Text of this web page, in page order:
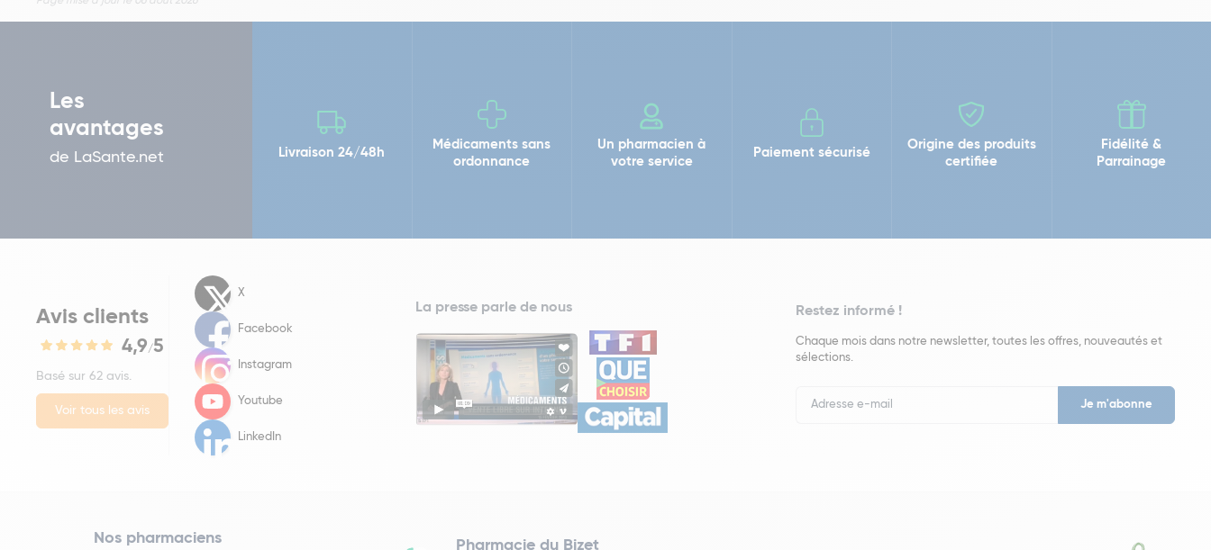
Les
avantages
de LaSante.net Livraison 24/48h
Médicaments sans
ordonnance
Un pharmacien à
votre service
Paiement sécurisé
Origine des produits
certifiée
Fidélité &
Parrainage
Avis clients
4,9/5
Basé sur 62 avis.
Voir tous les avis
X
Facebook
Instagram
Youtube
LinkedIn
La presse parle de nous Restez informé !
Chaque mois dans notre newsletter, toutes les offres, nouveautés et
sélections.
Newsletter
Nos pharmaciens Pharmacie du Bizet